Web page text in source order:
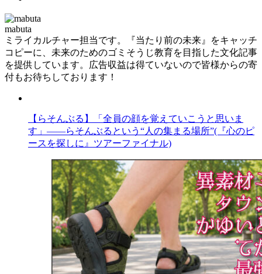
mabuta
ミライカルチャー担当です。『当たり前の未来』をキャッチ
コピーに、未来のためのゴミそうじ教育を目指した文化記事
を提供しています。広告収益は得ていないので皆様からの寄
付もお待ちしております！
【らそんぶる】「全員の顔を覚えていこうと思いま
す」――らそんぶるという“人の集まる場所”(『心のピ
ースを探しに』ツアーファイナル)